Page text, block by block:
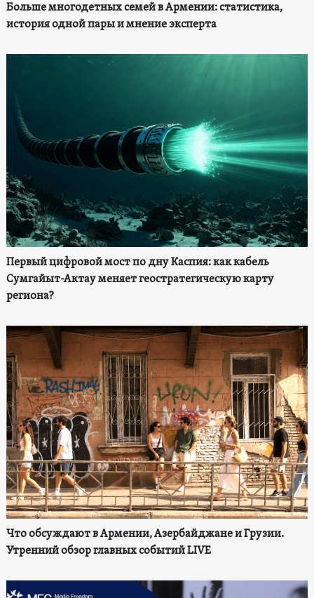
Больше многодетных семей в Армении: статистика,
история одной пары и мнение эксперта
Первый цифровой мост по дну Каспия: как кабель
Сумгайыт-Актау меняет геостратегическую карту
региона?
Что обсуждают в Армении, Азербайджане и Грузии.
Утренний обзор главных событий LIVE